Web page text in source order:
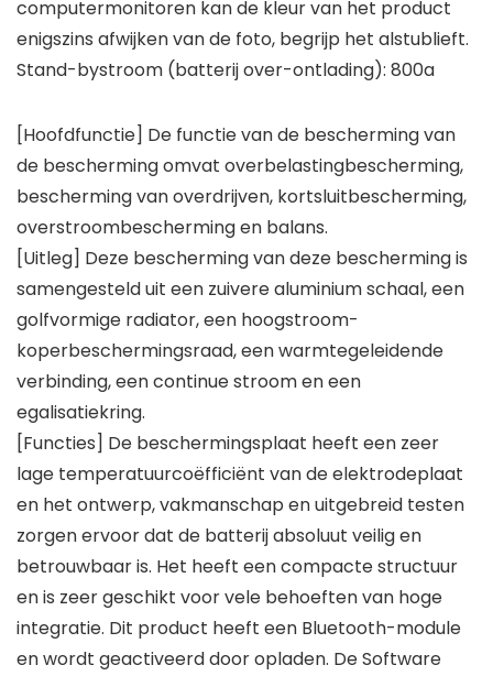
computermonitoren kan de kleur van het product
enigszins afwijken van de foto, begrijp het alstublieft.
Stand-bystroom (batterij over-ontlading): 800a
[Hoofdfunctie] De functie van de bescherming van
de bescherming omvat overbelastingbescherming,
bescherming van overdrijven, kortsluitbescherming,
overstroombescherming en balans.
[Uitleg] Deze bescherming van deze bescherming is
samengesteld uit een zuivere aluminium schaal, een
golfvormige radiator, een hoogstroom-
koperbeschermingsraad, een warmtegeleidende
verbinding, een continue stroom en een
egalisatiekring.
[Functies] De beschermingsplaat heeft een zeer
lage temperatuurcoëfficiënt van de elektrodeplaat
en het ontwerp, vakmanschap en uitgebreid testen
zorgen ervoor dat de batterij absoluut veilig en
betrouwbaar is. Het heeft een compacte structuur
en is zeer geschikt voor vele behoeften van hoge
integratie. Dit product heeft een Bluetooth-module
en wordt geactiveerd door opladen. De Software